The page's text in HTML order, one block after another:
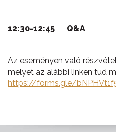
12:30-12:45 Q&A
Az eseményen való
melyet az alábbi linken tud
https://forms.gle/